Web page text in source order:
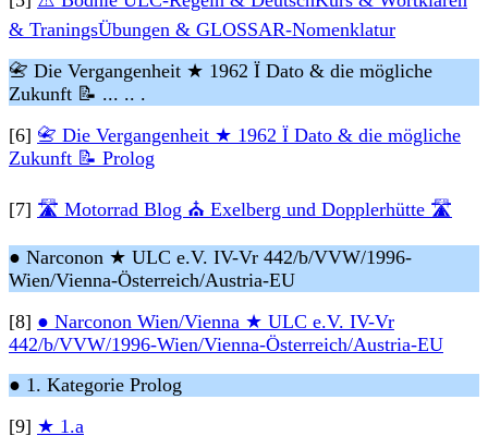
& TraningsÜbungen & GLOSSAR-Nomenklatur
📇 Die Vergangenheit ★ 1962 Ï Dato & die mögliche
Zukunft 📝 ... .. .
[6] 📇 Die Vergangenheit ★ 1962 Ï Dato & die mögliche
Zukunft 📝 Prolog
[7] 🛣 Motorrad Blog ⛪ Exelberg und Dopplerhütte 🛣
● Narconon ★ ULC e.V. IV-Vr 442/b/VVW/1996-
Wien/Vienna-Österreich/Austria-EU
[8] ● Narconon Wien/Vienna ★ ULC e.V. IV-Vr
442/b/VVW/1996-Wien/Vienna-Österreich/Austria-EU
● 1. Kategorie Prolog
[9] ★ 1.a